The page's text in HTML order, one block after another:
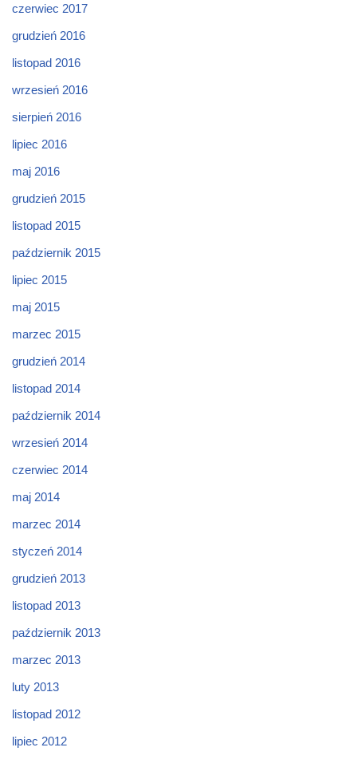
czerwiec 2017
grudzień 2016
listopad 2016
wrzesień 2016
sierpień 2016
lipiec 2016
maj 2016
grudzień 2015
listopad 2015
październik 2015
lipiec 2015
maj 2015
marzec 2015
grudzień 2014
listopad 2014
październik 2014
wrzesień 2014
czerwiec 2014
maj 2014
marzec 2014
styczeń 2014
grudzień 2013
listopad 2013
październik 2013
marzec 2013
luty 2013
listopad 2012
lipiec 2012